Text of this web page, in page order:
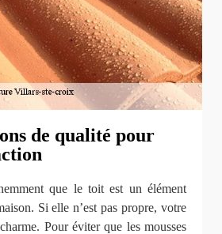
de qualité pour
que le toit est un élément
Si elle n’est pas propre, votre
Pour éviter que les mousses